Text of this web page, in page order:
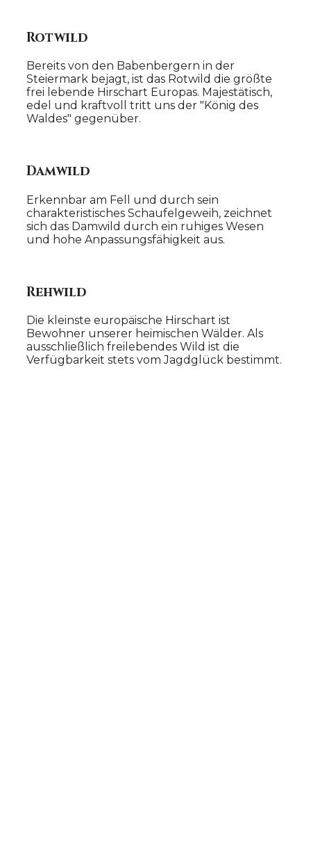
Rotwild
Bereits von den Babenbergern in der
Steiermark bejagt, ist das Rotwild die größte
frei lebende Hirschart Europas. Majestätisch,
edel und kraftvoll tritt uns der "König des
Waldes" gegenüber.
Damwild
Erkennbar am Fell und durch sein
charakteristisches Schaufelgeweih, zeichnet
sich das Damwild durch ein ruhiges Wesen
und hohe Anpassungsfähigkeit aus.
Rehwild
Die kleinste europäische Hirschart ist
Bewohner unserer heimischen Wälder. Als
ausschließlich freilebendes Wild ist die
Verfügbarkeit stets vom Jagdglück bestimmt.